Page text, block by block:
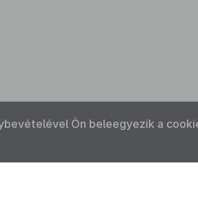
Ön beleegyezik a